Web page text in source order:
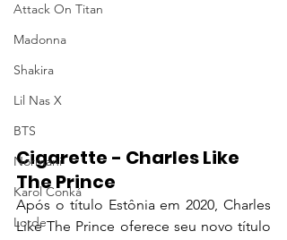
Attack On Titan
Madonna
Shakira
Lil Nas X
BTS
Normani
Karol Conká
Lorde
Cigarette - Charles Like
The Prince
Após o título Estônia em 2020, Charles